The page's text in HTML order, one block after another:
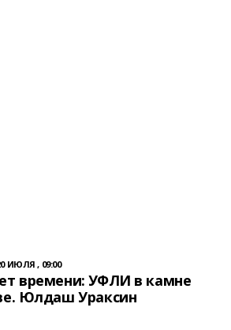
ИЮЛЯ , 09:00
времени: УФЛИ в камне
Юлдаш Ураксин